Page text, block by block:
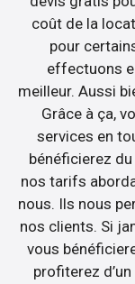
coût de la
pour
effectuons
meilleur. Aussi
Grâce à ça,
services en
bénéficierez
nos tarifs
nous. Ils nous
nos clients. Si
vous
profiterez